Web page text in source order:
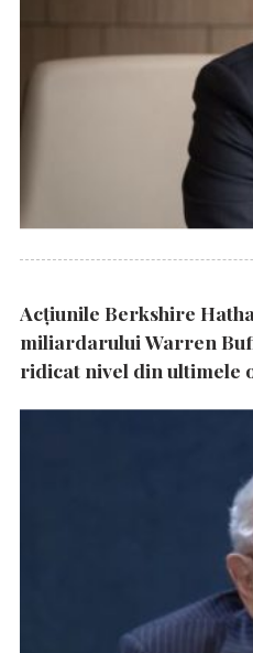
Acțiunile Berkshire
miliardarului Warren
ridicat nivel din ultimele